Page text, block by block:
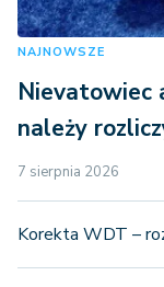
NAJNOWSZE
Nievatowiec
należy
7 sierpnia 2026
Korekta WDT –